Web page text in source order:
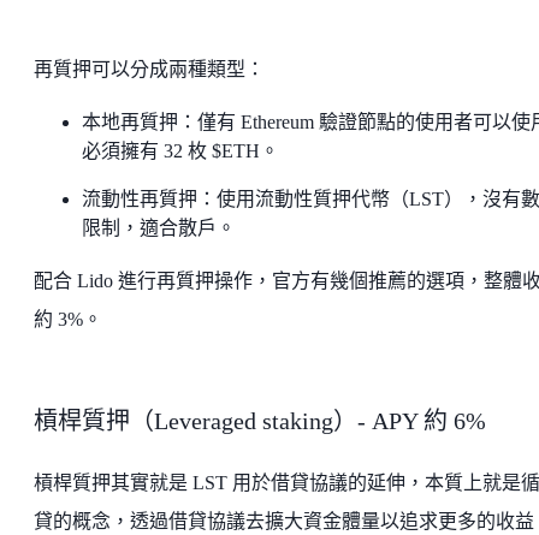
再質押可以分成兩種類型：
本地再質押：僅有 Ethereum 驗證節點的使用者可以使
必須擁有 32 枚 $ETH。
流動性再質押：使用流動性質押代幣（LST），沒有
限制，適合散戶。
配合 Lido 進行再質押操作，官方有幾個推薦的選項，整體
約 3%。
槓桿質押（Leveraged staking）- APY 約 6%
槓桿質押其實就是 LST 用於借貸協議的延伸，本質上就是
貸的概念，透過借貸協議去擴大資金體量以追求更多的收益